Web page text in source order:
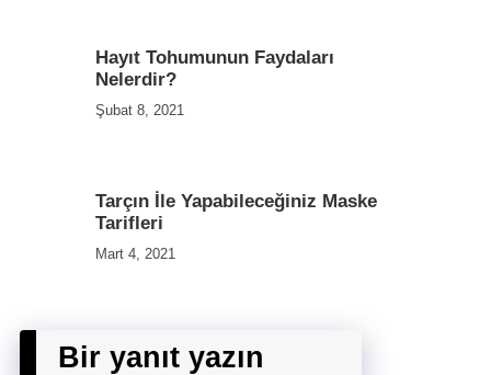
Hayıt Tohumunun Faydaları
Nelerdir?
Şubat 8, 2021
Tarçın İle Yapabileceğiniz Maske
Tarifleri
Mart 4, 2021
Bir yanıt yazın